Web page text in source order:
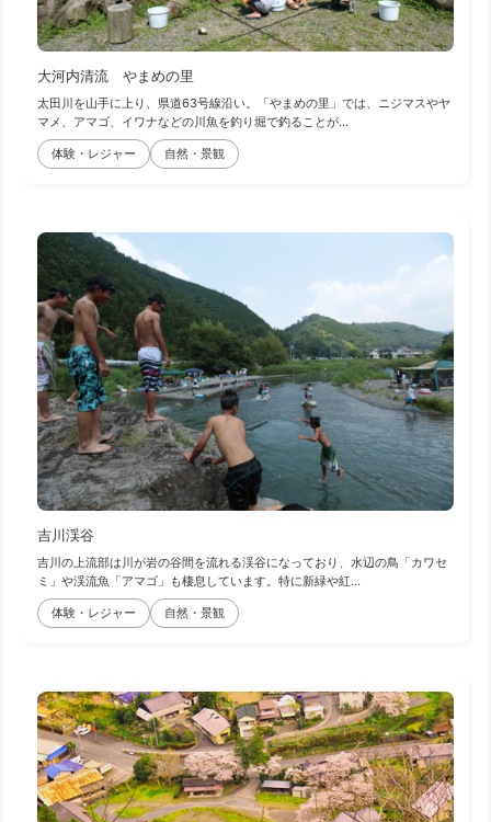
大河内清流 やまめの里
太田川を山手に上り、県道63号線沿い。「やまめの里」では、ニジマスやヤ
マメ、アマゴ、イワナなどの川魚を釣り堀で釣ることが...
体験・レジャー 自然・景観
吉川渓谷
吉川の上流部は川が岩の谷間を流れる渓谷になっており、水辺の鳥「カワセ
ミ」や渓流魚「アマゴ」も棲息しています。特に新緑や紅...
体験・レジャー 自然・景観